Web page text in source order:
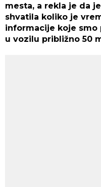
mesta, a rekla je da
shvatila koliko je
informacije koje smo
u vozilu približno 50